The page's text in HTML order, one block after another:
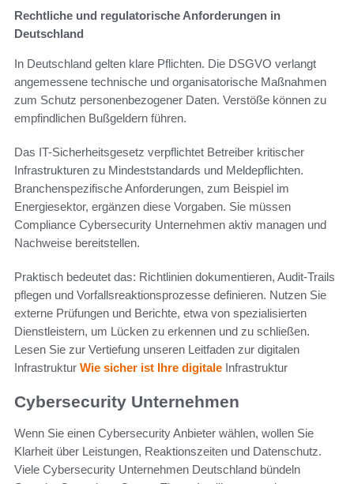
Rechtliche und regulatorische Anforderungen in
Deutschland
In Deutschland gelten klare Pflichten. Die DSGVO verlangt
angemessene technische und organisatorische Maßnahmen
zum Schutz personenbezogener Daten. Verstöße können zu
empfindlichen Bußgeldern führen.
Das IT-Sicherheitsgesetz verpflichtet Betreiber kritischer
Infrastrukturen zu Mindeststandards und Meldepflichten.
Branchenspezifische Anforderungen, zum Beispiel im
Energiesektor, ergänzen diese Vorgaben. Sie müssen
Compliance Cybersecurity Unternehmen aktiv managen und
Nachweise bereitstellen.
Praktisch bedeutet das: Richtlinien dokumentieren, Audit-Trails
pflegen und Vorfallsreaktionsprozesse definieren. Nutzen Sie
externe Prüfungen und Berichte, etwa von spezialisierten
Dienstleistern, um Lücken zu erkennen und zu schließen.
Lesen Sie zur Vertiefung unseren Leitfaden zur digitalen
Infrastruktur Wie sicher ist Ihre digitale Infrastruktur
Cybersecurity Unternehmen
Wenn Sie einen Cybersecurity Anbieter wählen, wollen Sie
Klarheit über Leistungen, Reaktionszeiten und Datenschutz.
Viele Cybersecurity Unternehmen Deutschland bündeln